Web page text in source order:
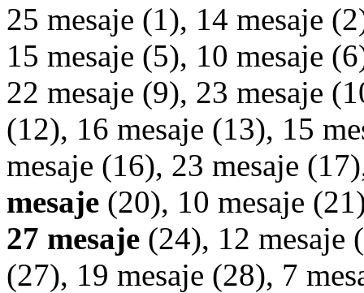
25 mesaje (1), 14 mesaje
15 mesaje (5), 10 mesaje
22 mesaje (9), 23 mesaje
(12), 16 mesaje (13), 15
mesaje (16), 23 mesaje
mesaje (20), 10 mesaje
27 mesaje (24), 12 mesaje
(27), 19 mesaje (28), 7